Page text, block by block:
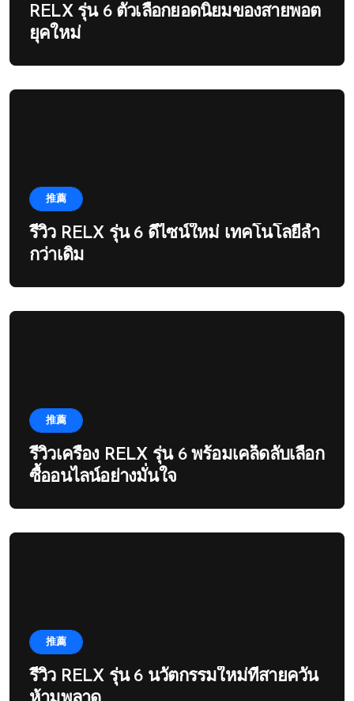
RELX รุ่น 6 ตัวเลือกยอดนิยมของสายพอต
ยุคใหม่
推薦
รีวิว RELX รุ่น 6 ดีไซน์ใหม่ เทคโนโลยีล้ำ
กว่าเดิม
推薦
รีวิวเครื่อง RELX รุ่น 6 พร้อมเคล็ดลับเลือก
ซื้ออนไลน์อย่างมั่นใจ
推薦
รีวิว RELX รุ่น 6 นวัตกรรมใหม่ที่สายควัน